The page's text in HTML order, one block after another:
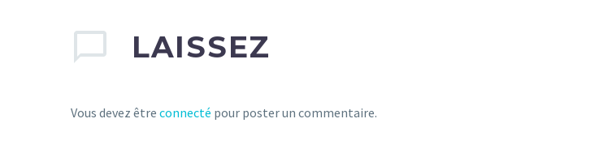
LAISSEZ
Vous devez être connecté pour poster un commentaire.